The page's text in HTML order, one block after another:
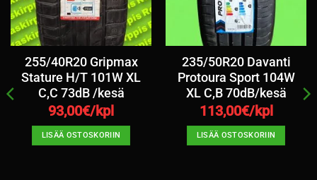
255/40R20 Gripmax
Stature H/T 101W XL
C,C 73dB /kesä
93,00€/kpl
LISÄÄ OSTOSKORIIN
235/50R20 Davanti
Protoura Sport 104W
XL C,B 70dB/kesä
113,00€/kpl
LISÄÄ OSTOSKORIIN